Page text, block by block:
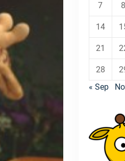
7 8
14
21
28
« Sep